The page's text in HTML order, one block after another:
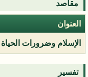
مقاصد
العنوان
الإسلام وضرورات الحياة
تفسير